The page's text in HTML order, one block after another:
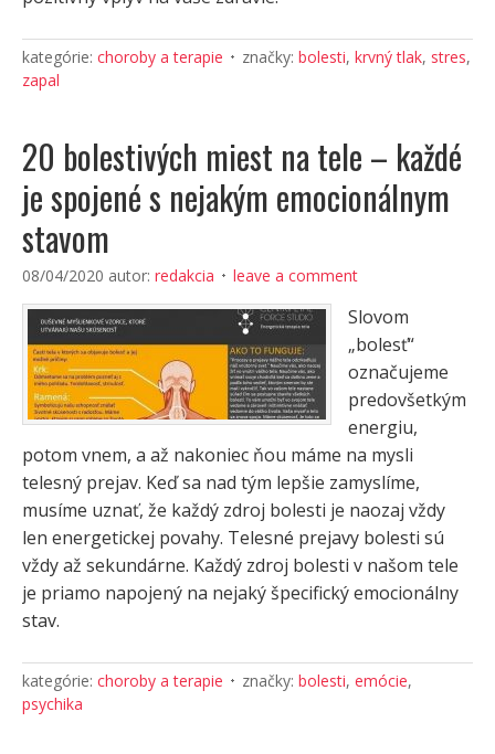
kategórie: choroby a terapie značky: bolesti, krvný tlak, stres,
zapal
20 bolestivých miest na tele – každé
je spojené s nejakým emocionálnym
stavom
08/04/2020 autor: redakcia leave a comment
Slovom
„bolesť“
označujeme
predovšetkým
energiu,
potom vnem, a až nakoniec ňou máme na mysli
telesný prejav. Keď sa nad tým lepšie zamyslíme,
musíme uznať, že každý zdroj bolesti je naozaj vždy
len energetickej povahy. Telesné prejavy bolesti sú
vždy až sekundárne. Každý zdroj bolesti v našom tele
je priamo napojený na nejaký špecifický emocionálny
stav.
kategórie: choroby a terapie značky: bolesti, emócie,
psychika